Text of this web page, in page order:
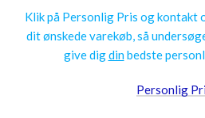
Klik på Personlig Pris og kontakt
dit ønskede varekøb, så
give digdinbedste
Personlig